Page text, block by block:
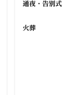
通夜・告別式
火葬